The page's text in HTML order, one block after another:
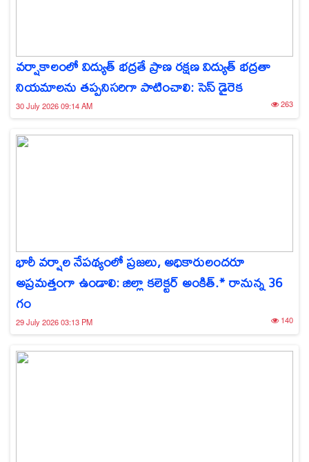
వర్షాకాలంలో విద్యుత్ భద్రతే ప్రాణ రక్షణ విద్యుత్ భద్రతా
నియమాలను తప్పనిసరిగా పాటించాలి: సెస్ డైరెక
30 July 2026 09:14 AM 263
భారీ వర్షాల నేపథ్యంలో ప్రజలు, అధికారులందరూ
అప్రమత్తంగా ఉండాలి: జిల్లా కలెక్టర్ అంకిత్.* రానున్న 36
గం
29 July 2026 03:13 PM 140